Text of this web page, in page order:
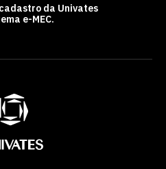
da Univates
e-MEC.